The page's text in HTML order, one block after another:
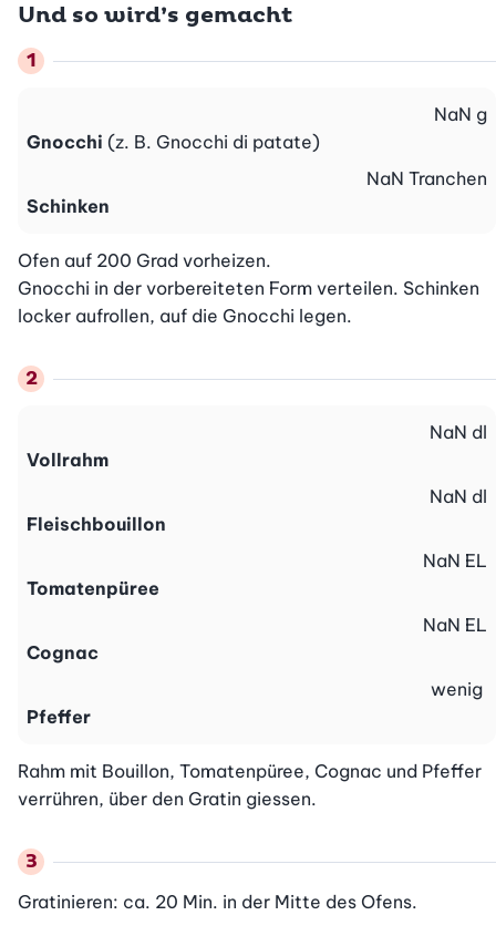
Und so wird’s gemacht
Gnocchi (z. B. Gnocchi di patate)
NaN g
Schinken
NaN Tranchen
Ofen auf 200 Grad vorheizen.
Gnocchi in der vorbereiteten Form verteilen. Schinken
locker aufrollen, auf die Gnocchi legen.
Vollrahm
NaN dl
Fleischbouillon
NaN dl
Tomatenpüree
NaN EL
Cognac
NaN EL
Pfeffer
wenig
Rahm mit Bouillon, Tomatenpüree, Cognac und Pfeffer
verrühren, über den Gratin giessen.
Gratinieren: ca. 20 Min. in der Mitte des Ofens.